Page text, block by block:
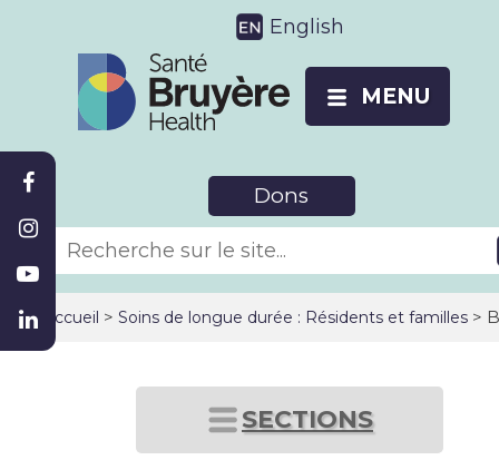
English
MENU
Dons
Accueil > Soins de longue durée : Résidents et familles >
SECTIONS